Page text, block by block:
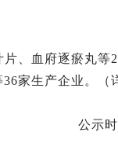
、血府逐瘀丸等
家生产企业。（
公示